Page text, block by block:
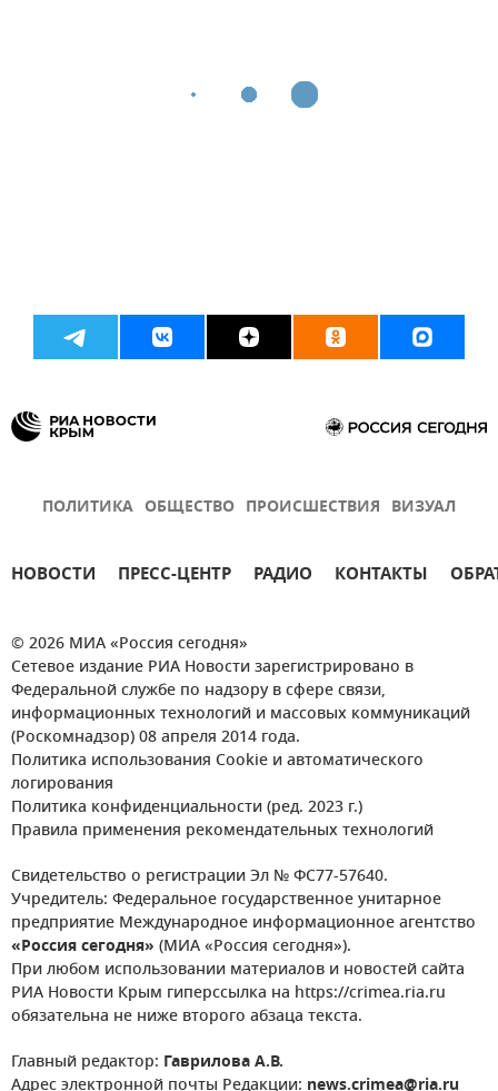
ПОЛИТИКА ОБЩЕСТВО ПРОИСШЕСТВИЯ ВИЗУАЛ
НОВОСТИ ПРЕСС-ЦЕНТР РАДИО КОНТАКТЫ
© 2026 МИА «Россия сегодня»
Сетевое издание РИА Новости зарегистрировано в
Федеральной службе по надзору в сфере связи,
информационных технологий и массовых коммуникаций
(Роскомнадзор) 08 апреля 2014 года.
Политика использования Cookie и автоматического
логирования
Политика конфиденциальности (ред. 2023 г.)
Правила применения рекомендательных технологий
Свидетельство о регистрации Эл № ФС77-57640.
Учредитель: Федеральное государственное унитарное
предприятие Международное информационное агентство
«Россия сегодня» (МИА «Россия сегодня»).
При любом использовании материалов и новостей сайта
РИА Новости Крым гиперссылка на https://crimea.ria.ru
обязательна не ниже второго абзаца текста.
Главный редактор: Гаврилова А.В.
Адрес электронной почты Редакции: news.crimea@ria.ru